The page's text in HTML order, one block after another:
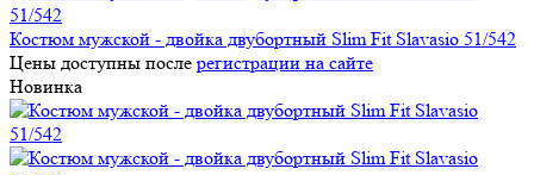
Костюм мужской - двойка двубортный Slim Fit Slavasio 51/542
Цены доступны после регистрации на сайте
Новинка